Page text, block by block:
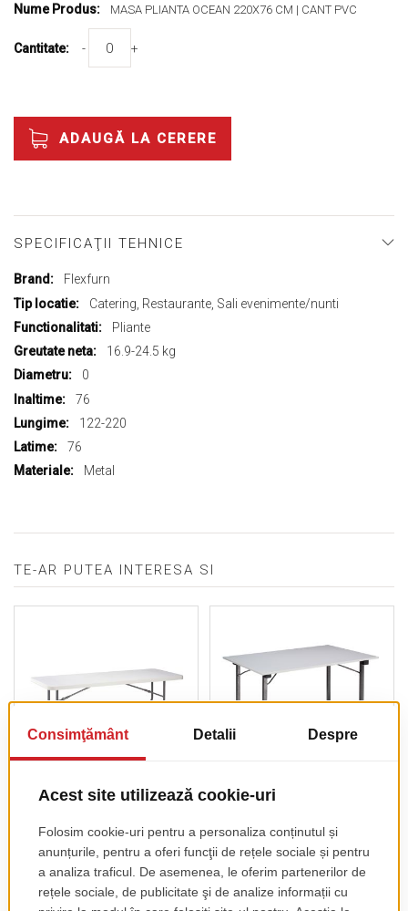
MASA PLIANTA OCEAN 220X76 CM | CANT PVC
- +
ADAUGĂ LA CERERE
SPECIFICAŢII TEHNICE
Mai
multe
Flexfurn
Catering, Restaurante, Sali evenimente/nunti
Pliante
16.9-24.5 kg
0
76
122-220
76
Metal
TE-AR PUTEA INTERESA SI
Masa Plianta Pacific
117.00 EUR + TVA
Mese Pliante U-Table,
Dreptunghiulara
pret de lista
231.00 EUR+ TVA